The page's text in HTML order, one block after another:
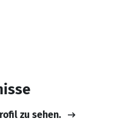
zu sehen.